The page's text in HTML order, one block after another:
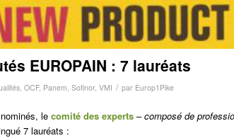
EUROPAIN : 7 lauréats
OCF, Panem Sofinor, VMI / par Europ1Pike
le comité des experts –composé de
7 lauréats :